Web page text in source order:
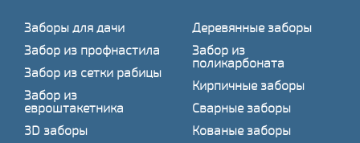
Заборы для дачи
Забор из профнастила
Забор из сетки рабицы
Забор из
евроштакетника
3D заборы
Деревянные заборы
Забор из
поликарбоната
Кирпичные заборы
Сварные заборы
Кованые заборы